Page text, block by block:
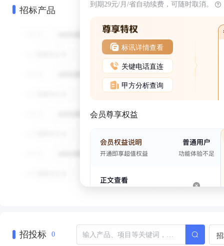
招标产品 到期29元/月/省自动续费，可随时取消。
标讯详情查看
关键电话直连
甲方分析查询
会员尊享权益
招投标 0